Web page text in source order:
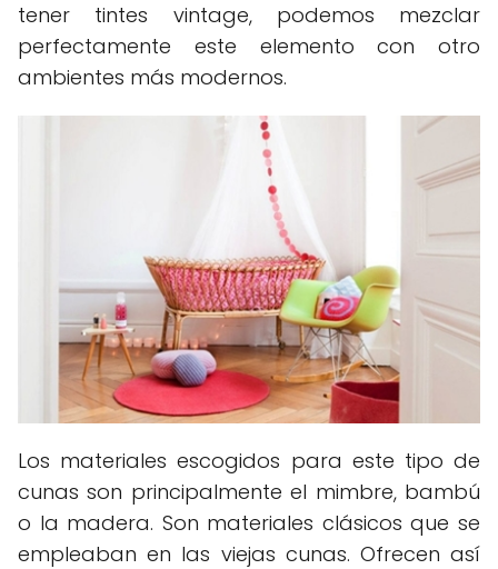
tener tintes vintage, podemos mezclar
perfectamente este elemento con otro
ambientes más modernos.
Los materiales escogidos para este tipo de
cunas son principalmente el mimbre, bambú
o la madera. Son materiales clásicos que se
empleaban en las viejas cunas. Ofrecen así